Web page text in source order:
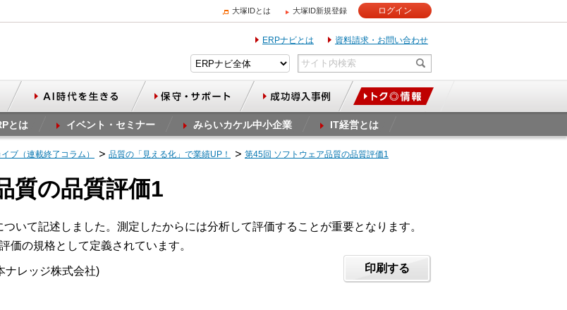
大塚IDとは 大塚ID新規登録 ログイン
ERPナビとは 資料請求・お問い合わせ
とは イベント・セミナー みらいカケル中小企業 IT経営とは
ブ（連載終了コラム） 品質の「見える化」で業績UP！ 第45回 ソフトウェア品質の品質評価1
質の品質評価1
いて記述しました。測定したからには分析して評価することが重要となります。
価の規格として定義されています。
ナレッジ株式会社) 印刷する